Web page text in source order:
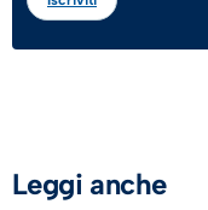
Leggi anche